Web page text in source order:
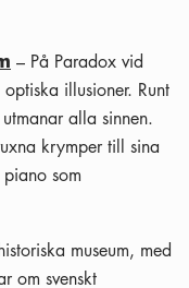
– På Paradox vid
illusioner. Runt
alla sinnen.
krymper till sina
som
museum, med
om svenskt